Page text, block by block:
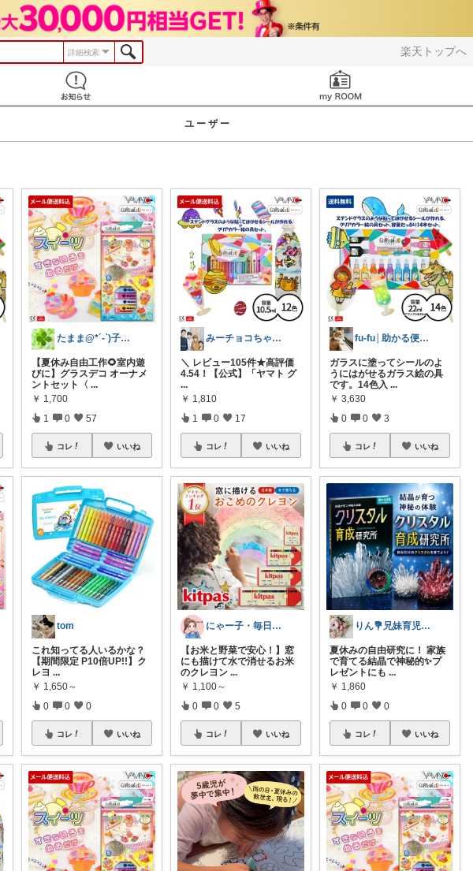
楽天トップへ
詳細検索
ユーザー
たまま@*´-`)子ども用品/日用品
【夏休み自由工作🌻室内遊
びに】グラスデコ オーナメ
ントセット〈 ...
￥ 1,700
1 0 57
コレ いいね
tom
これ知ってる人いるかな？
【期間限定 P10倍UP!!】ク
レヨ ...
￥ 1,650～
0 0 0
コレ いいね
みーチョコちゃん☆充実した日々
​​＼ レビュー105件★高評価
4.54！【公式】「ヤマト グ
...
￥ 1,810
1 0 17
コレ いいね
にゃー子・毎日をちょっと豊かにする厳選品
【お米と野菜で安心！】窓
にも描けて水で消せるお米
のクレヨン...
￥ 1,100～
0 0 5
コレ いいね
fu-fu│助かる便利グッズ
ガラスに塗ってシールのよ
うにはがせるガラス絵の具
です。14色入 ...
￥ 3,630
0 0 3
コレ いいね
りん💐兄妹育児ママのお家整うグッズ
夏休みの自由研究に！ 家族
で育てる結晶で神秘的✨プ
レゼントにも ...
￥ 1,860
0 0 0
コレ いいね